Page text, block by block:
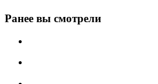
Ранее вы смотрели